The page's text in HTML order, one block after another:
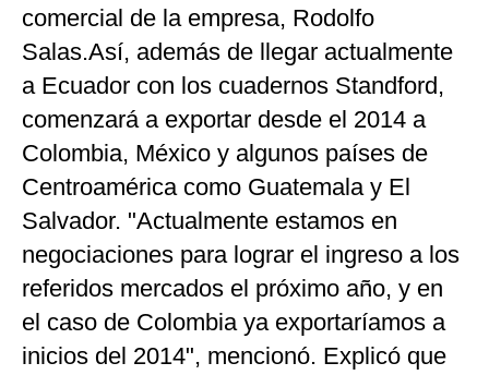
gestion.pe
¿quiénes
Y
De
De
Cookies
Frecuentes
comercial de la empresa, Rodolfo
Salas.Así, además de llegar actualmente
a Ecuador con los cuadernos Standford,
comenzará a exportar desde el 2014 a
Colombia, México y algunos países de
Centroamérica como Guatemala y El
Salvador. "Actualmente estamos en
negociaciones para lograr el ingreso a los
referidos mercados el próximo año, y en
el caso de Colombia ya exportaríamos a
inicios del 2014", mencionó. Explicó que